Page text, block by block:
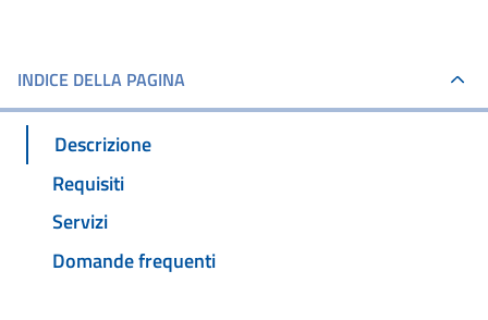
INDICE DELLA PAGINA
Descrizione
Requisiti
Servizi
Domande frequenti